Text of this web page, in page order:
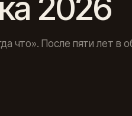
2026
что». После пяти лет в